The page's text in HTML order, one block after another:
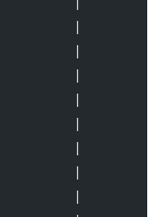
|
|
|
|
|
|
|
|
|                   |